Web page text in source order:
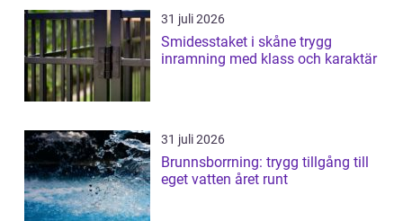
31 juli 2026
Smidesstaket i skåne trygg
inramning med klass och karaktär
31 juli 2026
Brunnsborrning: trygg tillgång till
eget vatten året runt